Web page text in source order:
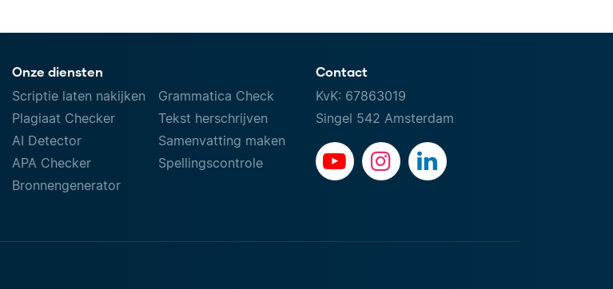
Onze diensten
Scriptie laten nakijken
Plagiaat Checker
AI Detector
APA Checker
Bronnengenerator
Grammatica Check
Tekst herschrijven
Samenvatting maken
Spellingscontrole
Contact
KvK: 67863019
Singel 542 Amsterdam